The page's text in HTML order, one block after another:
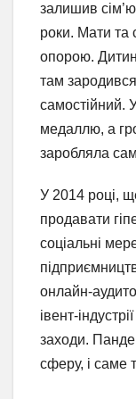
залишив
роки. Мати та
опорою.
там
самостійний.
медаллю, а
заробляла
У 2014 році,
продавати
соціальні
онлайн-
івент-
заходи.
сферу, і саме